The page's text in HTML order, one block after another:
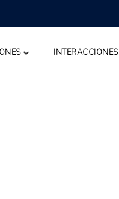
INTERACCIONES